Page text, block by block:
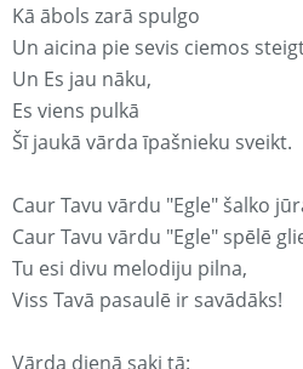
Kā ābols zarā spulgo
Un aicina pie sevis ciemos
Un Es jau nāku,
Es viens pulkā
Šī jaukā vārda īpašnieku sveikt.
Caur Tavu vārdu "Egle" šalko
Caur Tavu vārdu "Egle" spēlē
Tu esi divu melodiju pilna,
Viss Tavā pasaulē ir savādāks!
Vārda dienā saki tā: